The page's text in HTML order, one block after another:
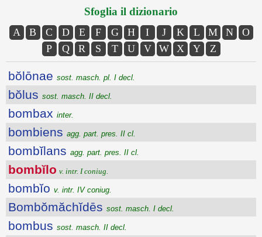
Sfoglia il dizionario
A B C D E F G H I J K L M N
O
P
Q R S T U V W X Y Z
bŏlōnae sost. masch. pl. I decl.
bŏlus sost. masch. II decl.
bombax inter.
bombiens agg. part. pres. II cl.
bombĭlans agg. part. pres. II cl.
bombĭlo v. intr. I coniug.
bombĭo v. intr. IV coniug.
Bombŏmăchĭdēs sost. masch. I decl.
bombus sost. masch. II decl.